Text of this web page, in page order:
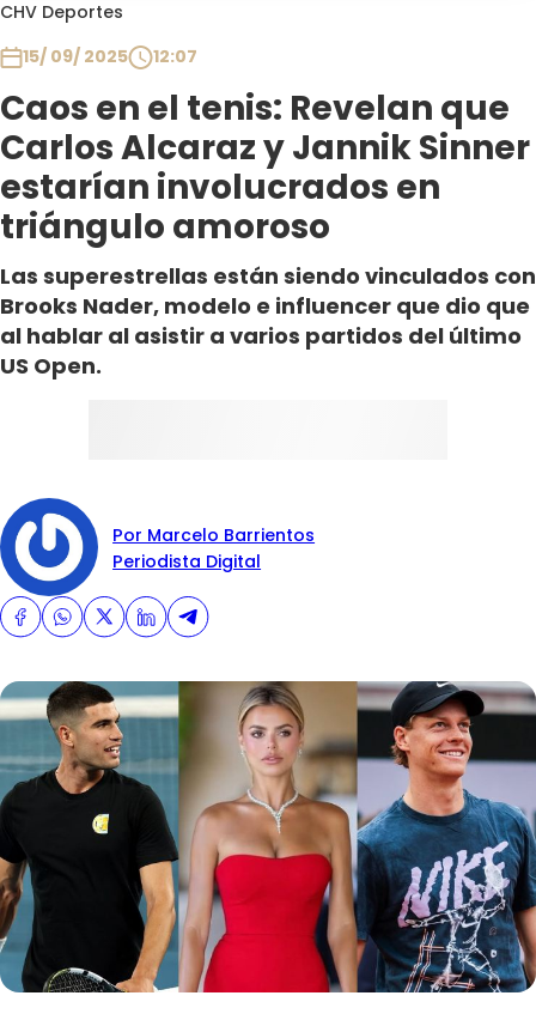
CHV Deportes
15/ 09/ 2025
12:07
Caos en el tenis: Revelan que
Carlos Alcaraz y Jannik Sinner
estarían involucrados en
triángulo amoroso
Las superestrellas están siendo vinculados con
Brooks Nader, modelo e influencer que dio que
al hablar al asistir a varios partidos del último
US Open.
Por Marcelo Barrientos
Periodista Digital
Programas
Club De La Comedia
Contigo en Directo
Plan Perfecto
El Tiempo
Sabingo
Todos Los Programas